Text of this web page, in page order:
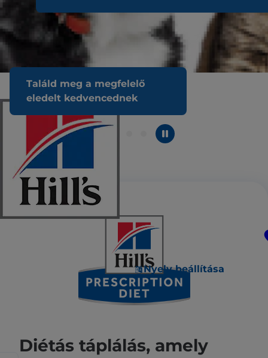
Nyelv beállítása
Találd meg a megfelelő
eledelt kedvencednek
Diétás táplálás, amely